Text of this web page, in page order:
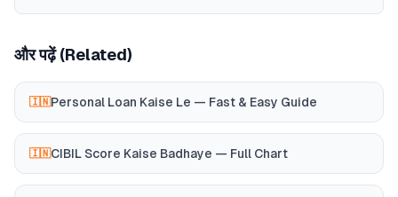
और पढ़ें (Related)
🇮🇳Personal Loan Kaise Le — Fast & Easy Guide
🇮🇳CIBIL Score Kaise Badhaye — Full Chart